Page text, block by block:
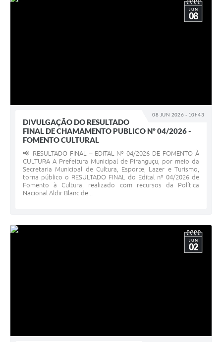
08 JUN 2026 - 10h43
JUN
08
DIVULGAÇÃO DO RESULTADO
FINAL DE CHAMAMENTO PUBLICO Nº 04/2026 -
FOMENTO CULTURAL
📢 RESULTADO FINAL – EDITAL Nº 04/2026 DE FOMENTO À
CULTURA A Prefeitura Municipal de Piranguçu, por meio da
Secretaria Municipal de Cultura, Esporte, Lazer e Turismo,
torna público o RESULTADO FINAL do Edital nº 04/2026 de
Fomento à Cultura, realizado com recursos da Política
Nacional Aldir Blanc de...
JUN
02